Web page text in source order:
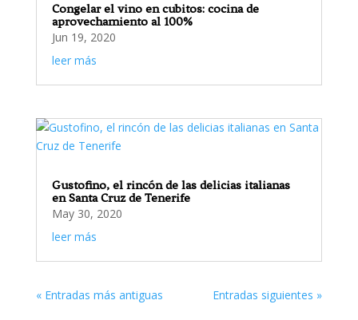
Congelar el vino en cubitos: cocina de
aprovechamiento al 100%
Jun 19, 2020
leer más
Gustofino, el rincón de las delicias italianas
en Santa Cruz de Tenerife
May 30, 2020
leer más
« Entradas más antiguas Entradas siguientes »